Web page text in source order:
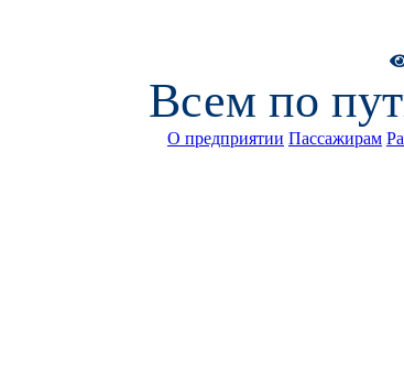
Всем по
О предприятии Пассажирам